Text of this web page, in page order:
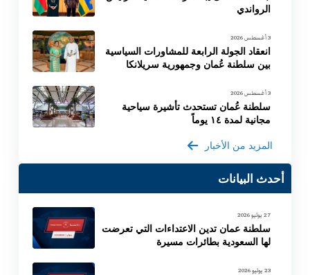
الرواندي
3 أغسطس 2026
انعقاد الجولة الرابعة للمشاورات السياسية
بين سلطنة عُمان وجمهورية سريلانكا
3 أغسطس 2026
سلطنة عُمان تستحدث تأشيرة سياحية
مجانية لمدة ١٤ يوماً
المزيد من الأخبار
أحدث البيانات
27 يوليو 2026
سلطنة عمان تدين الاعتداءات التي تعرضت
لها السعودية بطائرات مسيرة
23 يوليو 2026